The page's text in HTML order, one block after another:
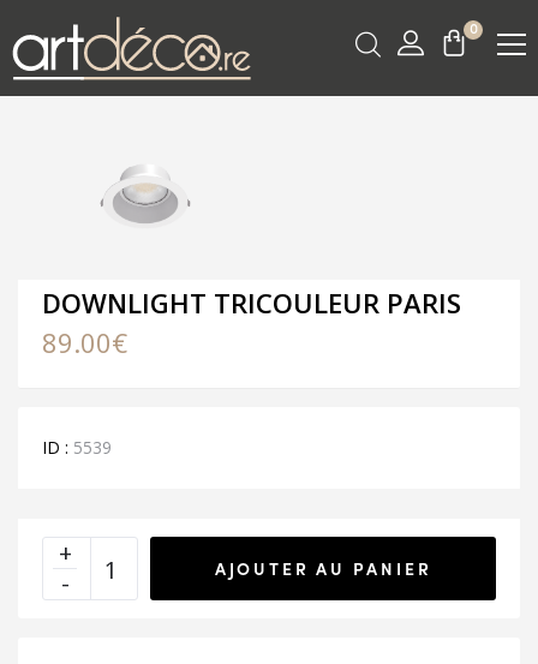
0
DOWNLIGHT TRICOULEUR PARIS
89.00€
ID : 5539
AJOUTER AU PANIER